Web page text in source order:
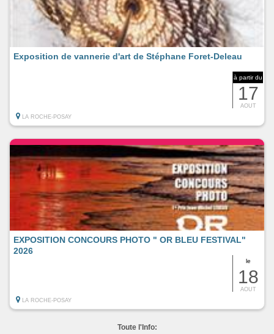
à partir du
17
AOUT
Exposition de vannerie d'art de Stéphane Foret-Deleau
LA ROCHE-POSAY
le
18
AOUT
EXPOSITION CONCOURS PHOTO " OR BLEU FESTIVAL"
2026
LA ROCHE-POSAY
Toute l'Info: